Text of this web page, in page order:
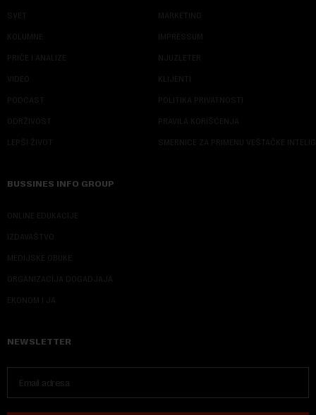
SVET
KOLUMNE
PRIČE I ANALIZE
VIDEO
PODCAST
ODRŽIVOST
LEPŠI ŽIVOT
MARKETING
IMPRESSUM
NJUZLETER
KLIJENTI
POLITIKA PRIVATNOSTI
PRAVILA KORIŠĆENJA
SMERNICE ZA PRIMENU VEŠTAČKE
BUSSINES INFO GROUP
ONLINE EDUKACIJE
IZDAVAŠTVO
MEDIJSKE OBUKE
ORGANIZACIJA DOGADJAJA
EKONOM I JA
NEWSLETTER